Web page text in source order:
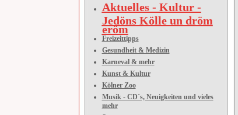
Aktuelles - Kultur -
Jedöns Kölle un dröm
eröm
Freizeittipps
Gesundheit & Medizin
Karneval & mehr
Kunst & Kultur
Kölner Zoo
Musik - CD´s, Neuigkeiten und vieles
mehr